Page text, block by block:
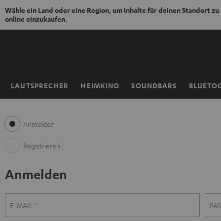
Wähle ein Land oder eine Region, um Inhalte für deinen Standort zu
online einzukaufen.
ZUM
LAUTSPRECHER HEIMKINO SOUNDBARS
Startseite
Anmelden
Registrieren
Anmelden
R
A
E-MAIL